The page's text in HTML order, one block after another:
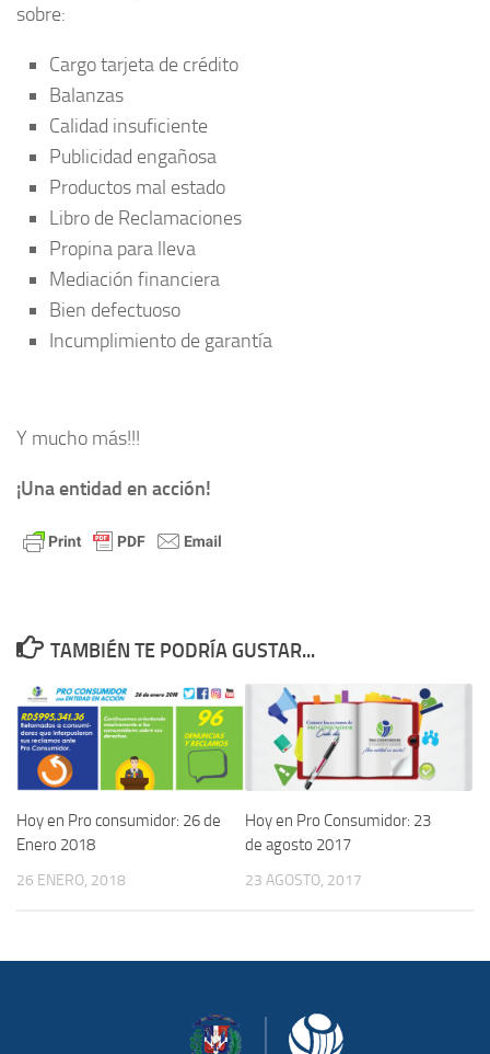
sobre:
Cargo tarjeta de crédito
Balanzas
Calidad insuficiente
Publicidad engañosa
Productos mal estado
Libro de Reclamaciones
Propina para lleva
Mediación financiera
Bien defectuoso
Incumplimiento de garantía
Y mucho más!!!
¡Una entidad en acción!
TAMBIÉN TE PODRÍA GUSTAR...
Hoy en Pro consumidor: 26 de
Enero 2018
26 ENERO, 2018
Hoy en Pro Consumidor: 23
de agosto 2017
23 AGOSTO, 2017